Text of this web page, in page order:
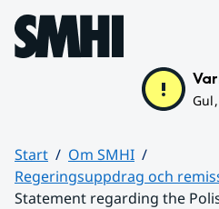
Hoppa till sidans innehåll
Start
Om SMHI
Regeringsuppdrag och
Statement regarding the